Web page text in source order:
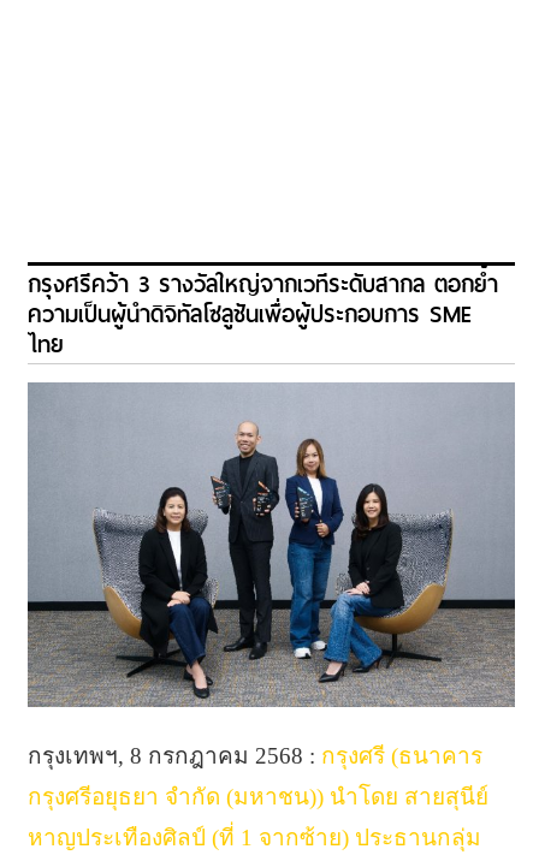
กรุงศรีคว้า 3 รางวัลใหญ่จากเวทีระดับสากล ตอกย้ำ
ความเป็นผู้นำดิจิทัลโซลูชันเพื่อผู้ประกอบการ SME
ไทย
กรุงเทพฯ, 8 กรกฎาคม 2568 : กรุงศรี (ธนาคาร
กรุงศรีอยุธยา จำกัด (มหาชน)) นำโดย สายสุนีย์
หาญประเทืองศิลป์ (ที่ 1 จากซ้าย) ประธานกลุ่ม